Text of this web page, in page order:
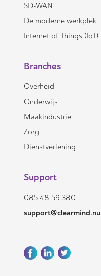
SD-WAN
De moderne werkplek
Internet of Things (IoT)
Branches
Overheid
Onderwijs
Maakindustrie
Zorg
Dienstverlening
Support
085 48 59 380
support@clearmind.nu